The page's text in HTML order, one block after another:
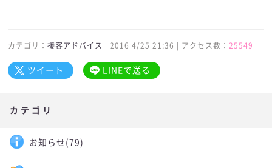
カテゴリ：接客アドバイス | 2016 4/25 21:36 | アクセス数：25549
ツイート LINEで送る
カテゴリ
お知らせ (79)